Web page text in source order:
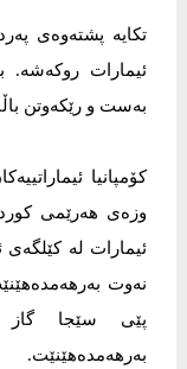
تكایە پشتەوەی
ئیمارات روكەشە.
بەست و رێكەوتن
کۆمپانیا
وزەی هەرێمی
پێی سێجا گاز
بەرهەمدەهێنێت.